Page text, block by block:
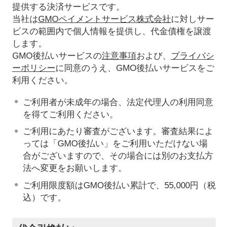
提供する決済サービスです。
当社はGMOペイメントサービス株式会社に対しサー
ビスの範囲内で個人情報を提供し、代金債権を譲渡
します。
GMO後払いサービスの注意事項および、 プライバシ
ーポリシーに同意のうえ、GMO後払いサービスをご
利用ください。
ご利用者が未成年の場合、法定代理人の利用同意
を得てご利用ください。
ご利用にあたり審査がございます。審査結果によ
っては「GMO後払い」をご利用いただけない場
合がございますので、その場合には別のお支払方
法へ変更をお願いします。
ご利用限度額はGMO後払い累計で、55,000円（税
込）です。